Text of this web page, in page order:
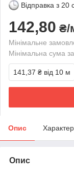
Відправка з 20
142,80 ₴/
Мінімальне
Мінімальна сума
141,37 ₴ від 10 м
Опис
Опис